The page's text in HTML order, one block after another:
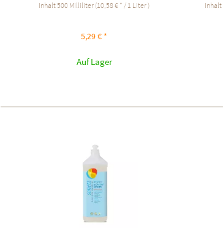
Inhalt500 Milliliter (10,58 € * / 1 Liter )
5,29 € *
Auf Lager
Inhalt